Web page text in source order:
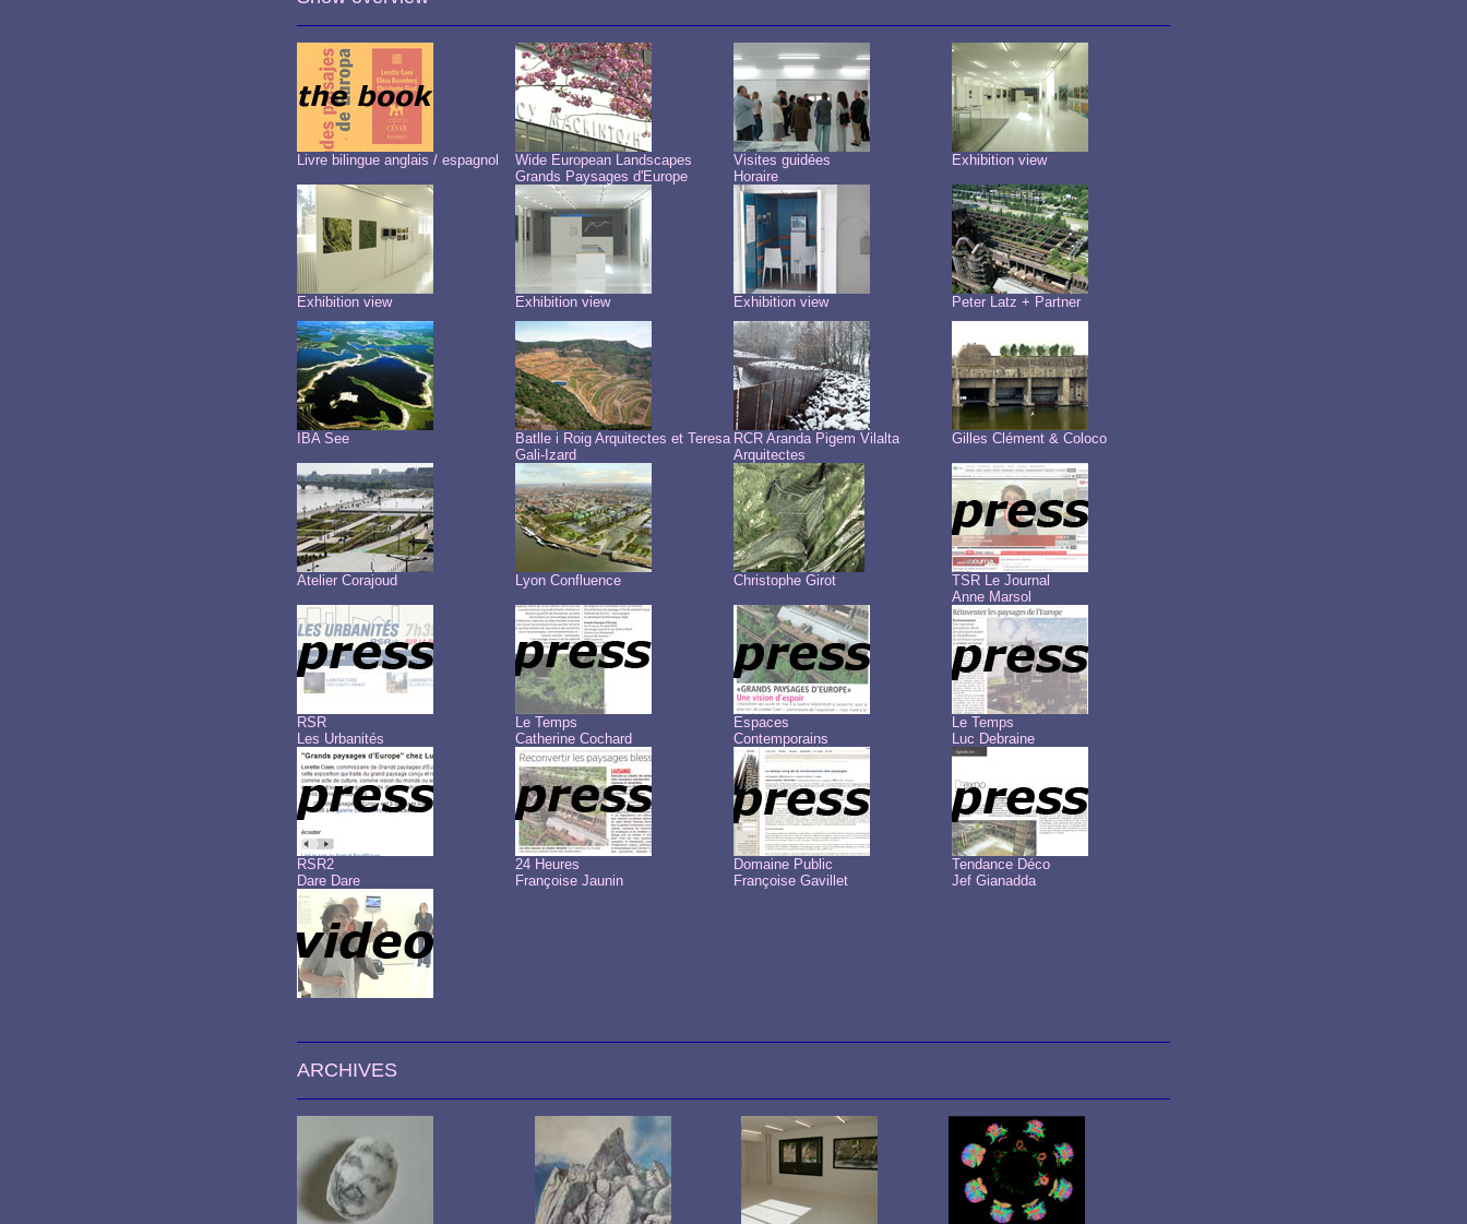
Livre bilingue anglais / espagnol
Wide European Landscapes
Grands Paysages d'Europe
Visites guidées
Horaire
Exhibition view
Exhibition view Exhibition view Exhibition view Peter Latz + Partner
IBA See
Batlle i Roig Arquitectes et Teresa
Gali-Izard
RCR Aranda Pigem Vilalta
Arquitectes
Gilles Clément & Coloco
Atelier Corajoud Lyon Confluence Christophe Girot
TSR Le Journal
Anne Marsol
RSR
Les Urbanités
Le Temps
Catherine Cochard
Espaces
Contemporains
Le Temps
Luc Debraine
RSR2
Dare Dare
24 Heures
Françoise Jaunin
Domaine Public
Françoise Gavillet
Tendance Déco
Jef Gianadda
ARCHIVES